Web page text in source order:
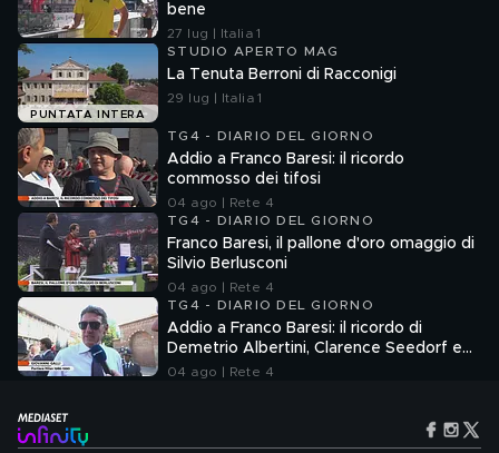
bene
27 lug | Italia 1
PUNTATA INTERA
STUDIO APERTO MAG
La Tenuta Berroni di Racconigi
29 lug | Italia 1
TG4 - DIARIO DEL GIORNO
Addio a Franco Baresi: il ricordo
commosso dei tifosi
04 ago | Rete 4
TG4 - DIARIO DEL GIORNO
Franco Baresi, il pallone d'oro omaggio di
Silvio Berlusconi
04 ago | Rete 4
TG4 - DIARIO DEL GIORNO
Addio a Franco Baresi: il ricordo di
Demetrio Albertini, Clarence Seedorf e
Giovanni Galli
04 ago | Rete 4